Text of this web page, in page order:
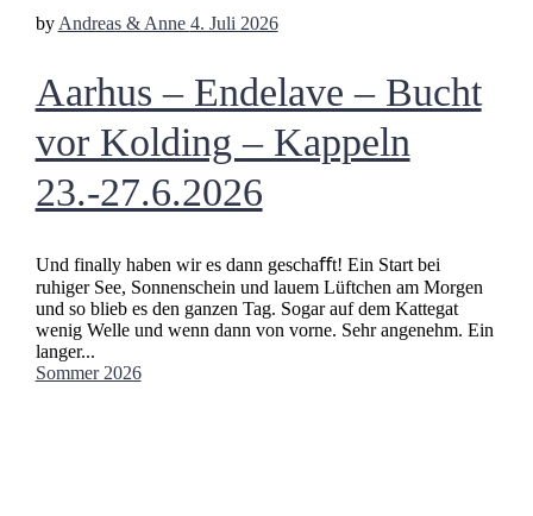
by Andreas & Anne 4. Juli 2026
Aarhus – Endelave – Bucht
vor Kolding – Kappeln
23.-27.6.2026
Und finally haben wir es dann geschaﬀt! Ein Start bei
ruhiger See, Sonnenschein und lauem Lüftchen am Morgen
und so blieb es den ganzen Tag. Sogar auf dem Kattegat
wenig Welle und wenn dann von vorne. Sehr angenehm. Ein
langer...
Sommer 2026